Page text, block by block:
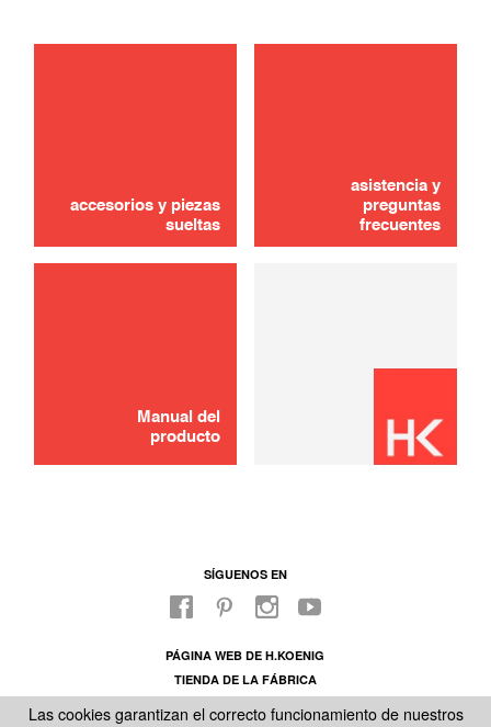
accesorios y piezas
sueltas
asistencia y
preguntas
frecuentes
Manual del
producto
SÍGUENOS EN
PÁGINA WEB DE H.KOENIG
TIENDA DE LA FÁBRICA
Las cookies garantizan el correcto funcionamiento de nuestros